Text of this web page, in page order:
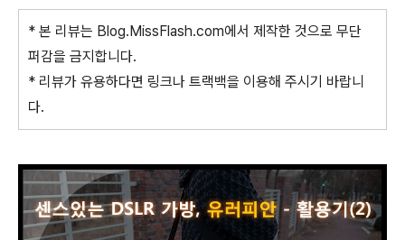
* 본 리뷰는 Blog.MissFlash.com에서 제작한 것으로 무단
퍼감을 금지합니다.
* 리뷰가 유용하다면 링크나 트랙백을 이용해 주시기 바랍니
다.